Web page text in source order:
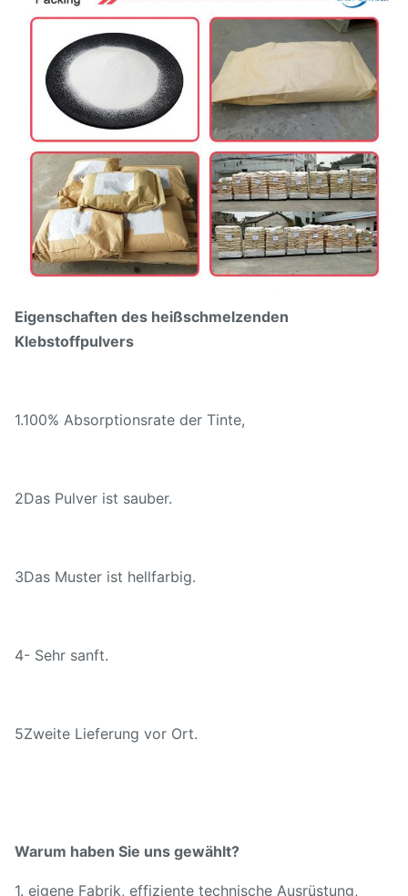
Eigenschaften des heißschmelzenden
Klebstoffpulvers
1.100% Absorptionsrate der Tinte,
2Das Pulver ist sauber.
3Das Muster ist hellfarbig.
4- Sehr sanft.
5Zweite Lieferung vor Ort.
Warum haben Sie uns gewählt?
1. eigene Fabrik, effiziente technische Ausrüstung,